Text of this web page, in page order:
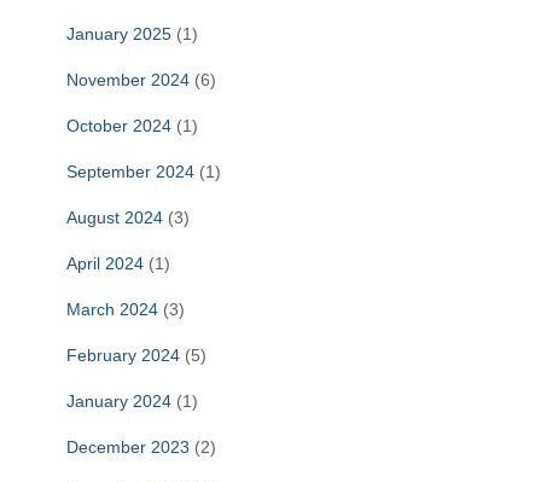
January 2025 (1)
November 2024 (6)
October 2024 (1)
September 2024 (1)
August 2024 (3)
April 2024 (1)
March 2024 (3)
February 2024 (5)
January 2024 (1)
December 2023 (2)